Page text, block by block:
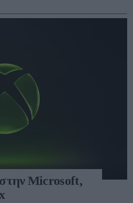
Microsoft,